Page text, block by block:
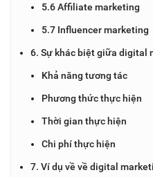
5.6 Affiliate marketing
5.7 Influencer marketing
6. Sự khác biệt giữa digital
Khả năng tương tác
Phương thức thực hiện
Thời gian thực hiện
Chi phí thực hiện
7. Ví dụ về về digital